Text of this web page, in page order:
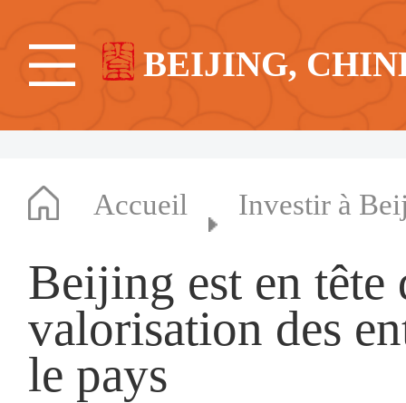
BEIJING,
Accueil Investir à
Beijing est en tête
valorisation des
le pays